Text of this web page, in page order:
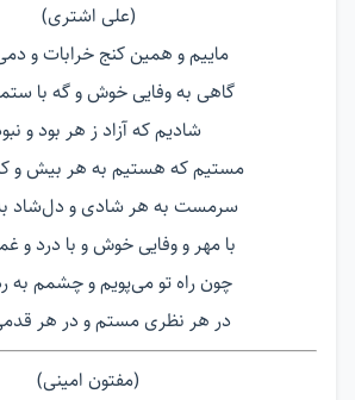
(علی اشتری)
ماییم و همین کنج خرابات و
گاهی به وفایی خوش و گه با
شادیم که آزاد ز هر بود و
مستیم که هستیم به هر بیش
سرمست به هر شادی و دل‌شاد
با مهر و وفایی خوش و با درد
چون راه تو می‌پویم و چشمم به
در هر نظری مستم و در هر
(مفتون امینی)